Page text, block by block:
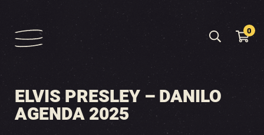
0
ELVIS PRESLEY – DANILO
AGENDA 2025